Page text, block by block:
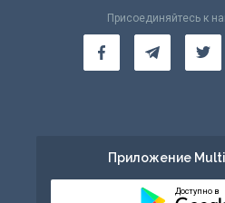
Присоединяйтесь к
Приложение
Доступно в